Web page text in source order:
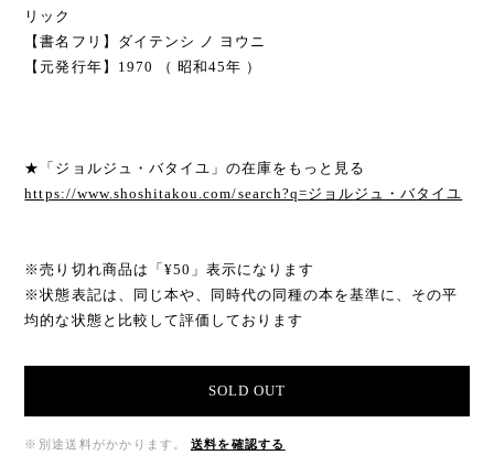
リック
【書名フリ】ダイテンシ ノ ヨウニ
【元発行年】1970 （ 昭和45年 ）
★「ジョルジュ・バタイユ」の在庫をもっと見る
https://www.shoshitakou.com/search?q=ジョルジュ・バタイユ
※売り切れ商品は「¥50」表示になります
※状態表記は、同じ本や、同時代の同種の本を基準に、その平
均的な状態と比較して評価しております
SOLD OUT
※別途送料がかかります。
送料を確認する